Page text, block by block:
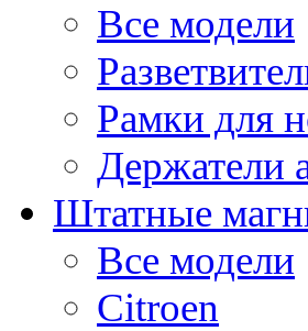
Все модели
Рамки для
Держатели
Штатные
Все модели
Citroen